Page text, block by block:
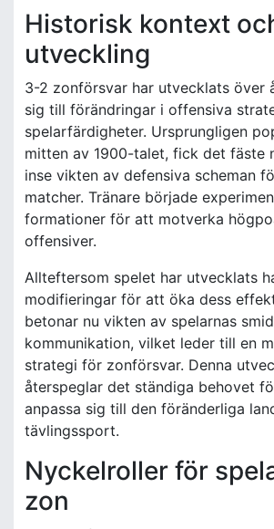
Historisk kontext
utveckling
3-2 zonförsvar har utvecklats över
sig till förändringar i offensiva
spelarfärdigheter. Ursprungligen
mitten av 1900-talet, fick det fäste
inse vikten av defensiva scheman
matcher. Tränare började
formationer för att motverka
offensiver.
Allteftersom spelet har utvecklats
modifieringar för att öka dess
betonar nu vikten av spelarnas
kommunikation, vilket leder till en
strategi för zonförsvar. Denna
återspeglar det ständiga behovet
anpassa sig till den föränderliga
tävlingssport.
Nyckelroller för
zon